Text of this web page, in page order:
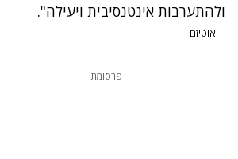
ולהתערבות אינטנסיבית ויעילה".
אוטיזם
פרסומת